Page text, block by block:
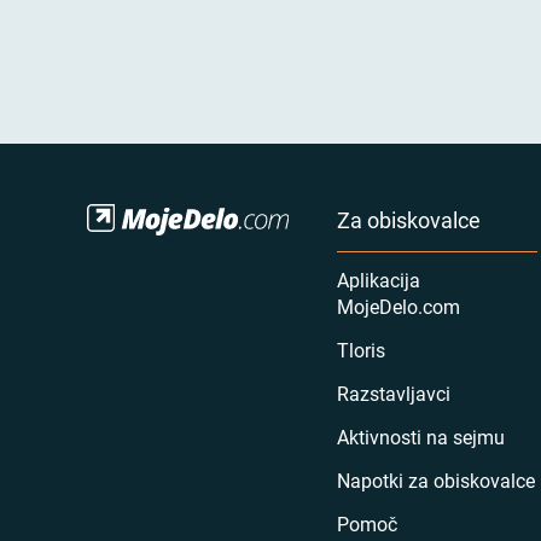
Za obiskovalce
Aplikacija
MojeDelo.com
Tloris
Razstavljavci
Aktivnosti na sejmu
Napotki za obiskovalce
Pomoč